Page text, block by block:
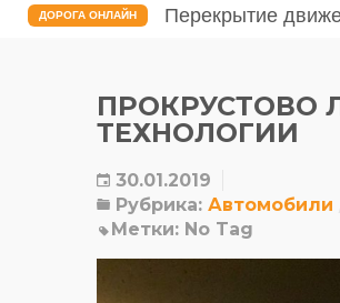
ДОРОГА ОНЛАЙН Перекрытие
ПРОКРУСТОВО
ТЕХНОЛОГИИ
30.01.2019
Рубрика: Автомобили
Метки: No Tag